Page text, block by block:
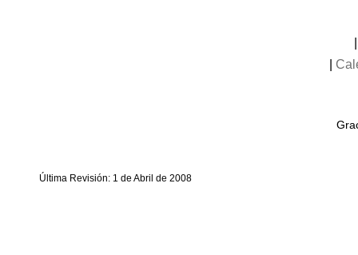
Última Revisión: 1 de Abril de 2008